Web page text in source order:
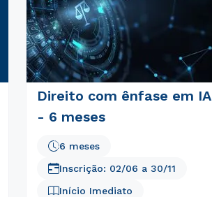
Direito com ênfase em IA
- 6 meses
6 meses
Início Imediato
Inscrição: 02/06 a 30/11
Política de Privacidade.e
sejam utilizados para o
Módulo.